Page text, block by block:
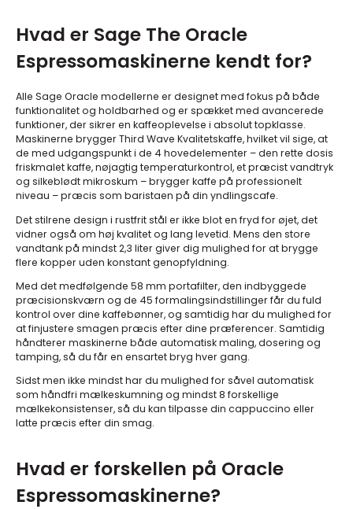
Hvad er Sage The Oracle
Espressomaskinerne kendt for?
Alle Sage Oracle modellerne er designet med fokus på både
funktionalitet og holdbarhed og er spækket med avancerede
funktioner, der sikrer en kaffeoplevelse i absolut topklasse.
Maskinerne brygger Third Wave Kvalitetskaffe, hvilket vil sige, at
de med udgangspunkt i de 4 hovedelementer – den rette dosis
friskmalet kaffe, nøjagtig temperaturkontrol, et præcist vandtryk
og silkeblødt mikroskum – brygger kaffe på professionelt
niveau – præcis som baristaen på din yndlingscafe.
Det stilrene design i rustfrit stål er ikke blot en fryd for øjet, det
vidner også om høj kvalitet og lang levetid. Mens den store
vandtank på mindst 2,3 liter giver dig mulighed for at brygge
flere kopper uden konstant genopfyldning.
Med det medfølgende 58 mm portafilter, den indbyggede
præcisionskværn og de 45 formalingsindstillinger får du fuld
kontrol over dine kaffebønner, og samtidig har du mulighed for
at finjustere smagen præcis efter dine præferencer. Samtidig
håndterer maskinerne både automatisk maling, dosering og
tamping, så du får en ensartet bryg hver gang.
Sidst men ikke mindst har du mulighed for såvel automatisk
som håndfri mælkeskumning og mindst 8 forskellige
mælkekonsistenser, så du kan tilpasse din cappuccino eller
latte præcis efter din smag.
Hvad er forskellen på Oracle
Espressomaskinerne?